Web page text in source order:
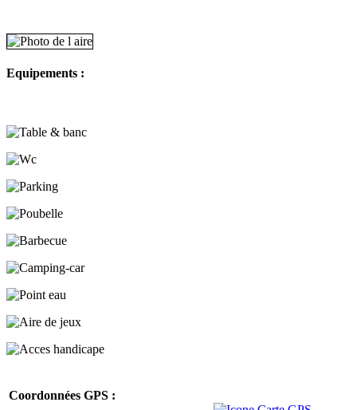
Equipements :
Coordonnées GPS :